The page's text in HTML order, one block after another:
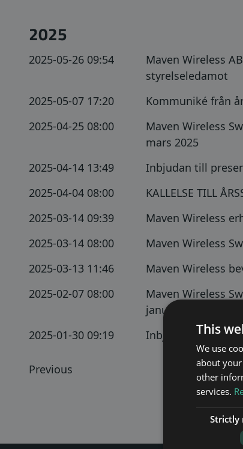
2025
2025-05-26 09:54
Maven Wireless
styrelseledamot
2025-05-07 17:20
Kommuniké från
2025-04-25 08:00
Maven Wireless
mars 2025
2025-04-14 13:49
Inbjudan till
2025-04-04 08:00
KALLELSE TILL
2025-03-14 09:39
Maven Wireless
2025-03-14 08:00
Maven Wireless
2025-03-13 11:46
Maven Wireless
2025-02-07 08:00
Maven Wireless
januari-december
2025-01-30 09:19
Inbjudan till
Previous
This
We use
about
other
services.
Strictly